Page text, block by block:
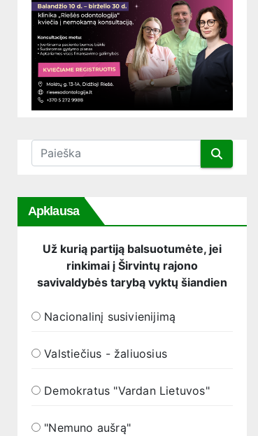
Apklausa
Už kurią partiją balsuotumėte, jei
rinkimai į Širvintų rajono
savivaldybės tarybą vyktų šiandien
Nacionalinį susivienijimą
Valstiečius - žaliuosius
Demokratus "Vardan Lietuvos"
"Nemuno aušrą"